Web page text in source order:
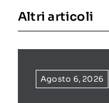
Altri articoli
Agosto 6, 2026